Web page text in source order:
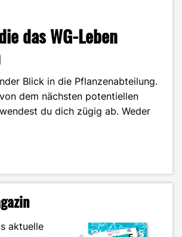
das WG-Leben
Blick in die Pflanzenabteilung.
dem nächsten potentiellen
du dich zügig ab. Weder
aktuelle